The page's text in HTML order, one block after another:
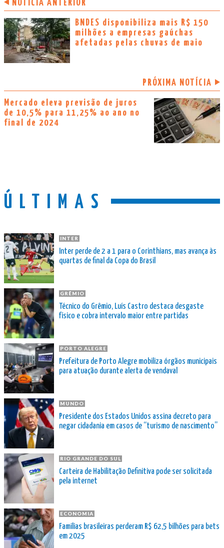
NOTÍCIA ANTERIOR
BNDES disponibiliza mais R$ 150
milhões a empresas gaúchas
afetadas pelas chuvas de maio
PRÓXIMA NOTÍCIA
Mercado eleva previsão de juros
de 10,5% para 11,25% ao ano no
final de 2024
ÚLTIMAS
INTER
Inter perde de 2 a 1 para o Corinthians, mas avança às
quartas de final da Copa do Brasil
GRÊMIO
Técnico do Grêmio, Luís Castro destaca desgaste
físico e cobra intervalo maior entre partidas
PORTO ALEGRE
Prefeitura de Porto Alegre mobiliza órgãos municipais
para atuação durante alerta de vendaval
MUNDO
Presidente dos Estados Unidos assina decreto para
negar cidadania em casos de “turismo de nascimento”
RIO GRANDE DO SUL
Carteira de Habilitação Definitiva pode ser solicitada
pela internet
ECONOMIA
Famílias brasileiras perderam R$ 62,5 bilhões para bets
em 2025